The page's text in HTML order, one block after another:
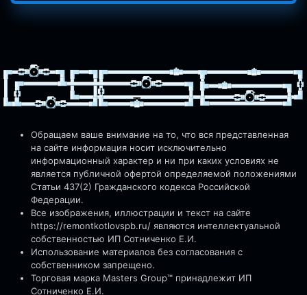
Обращаем ваше внимание на то, что вся представленная
на сайте информация носит исключительно
информационный характер и ни при каких условиях не
является публичной офертой определяемой положениями
Статьи 437(2) Гражданского кодекса Российской
Федерации.
Все изображения, иллюстрации и текст на сайте
https://remontkotlovspb.ru/ являются интеллектуальной
собственностью ИП Сотниченко Е.И.
Использование материалов без согласования с
собственником запрещено.
Торговая марка Masters Group™ принадлежит ИП
Сотниченко Е.И.